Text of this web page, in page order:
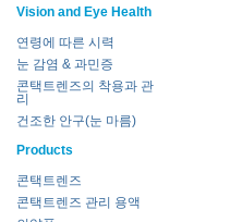
Vision and Eye Health
연령에 따른 시력
눈 감염 & 과민증
콘택트렌즈의 착용과 관
리
건조한 안구(눈 마름)
Products
콘택트렌즈
콘택트렌즈 관리 용액